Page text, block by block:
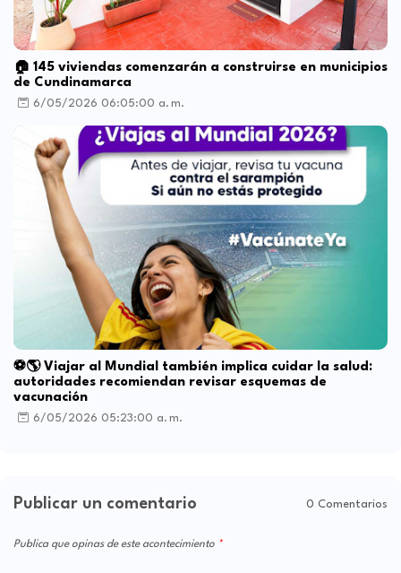
🏠 145 viviendas comenzarán a construirse en municipios
de Cundinamarca
6/05/2026 06:05:00 a. m.
⚽🌎 Viajar al Mundial también implica cuidar la salud:
autoridades recomiendan revisar esquemas de
vacunación
6/05/2026 05:23:00 a. m.
Publicar un comentario 0 Comentarios
Publica que opinas de este acontecimiento